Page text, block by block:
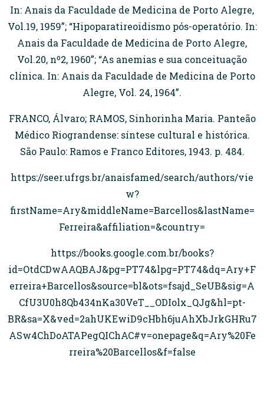
In: Anais da Faculdade de Medicina de Porto Alegre,
Vol.19, 1959”; “Hipoparatireoidismo pós-operatório. In:
Anais da Faculdade de Medicina de Porto Alegre,
Vol.20, nº2, 1960”; “As anemias e sua conceituação
clínica. In: Anais da Faculdade de Medicina de Porto
Alegre, Vol. 24, 1964”.
FRANCO, Álvaro; RAMOS, Sinhorinha Maria. Panteão
Médico Riograndense: síntese cultural e histórica.
São Paulo: Ramos e Franco Editores, 1943. p. 484.
https://seer.ufrgs.br/anaisfamed/search/authors/vie
w?
firstName=Ary&middleName=Barcellos&lastName=
Ferreira&affiliation=&country=
https://books.google.com.br/books?
id=OtdCDwAAQBAJ&pg=PT74&lpg=PT74&dq=Ary+F
erreira+Barcellos&source=bl&ots=fsajd_SeUB&sig=A
CfU3U0h8Qb434nKa30VeT__ODIolx_QJg&hl=pt-
BR&sa=X&ved=2ahUKEwiD9cHbh6juAhXbJrkGHRu7
ASw4ChDoATAPegQIChAC#v=onepage&q=Ary%20Fe
rreira%20Barcellos&f=false